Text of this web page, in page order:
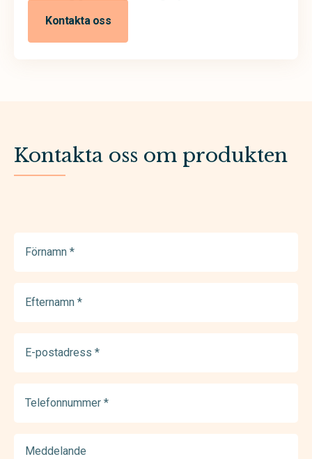
Kontakta oss
Kontakta oss om produkten
(Required)
(Required)
postadress
(Required)